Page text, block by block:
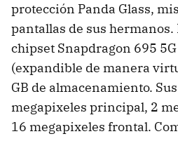
protección Panda Glass,
pantallas de sus
chipset Snapdragon 695 5G
(expandible de manera
GB de almacenamiento.
megapixeles principal, 2
16 megapixeles frontal.